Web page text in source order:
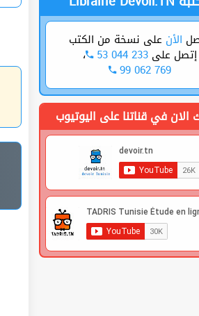
الأن على نسخة من الكتب
إتصل على53 044 233 ،
99 062 769
الان في قناتنا على اليوتيوب